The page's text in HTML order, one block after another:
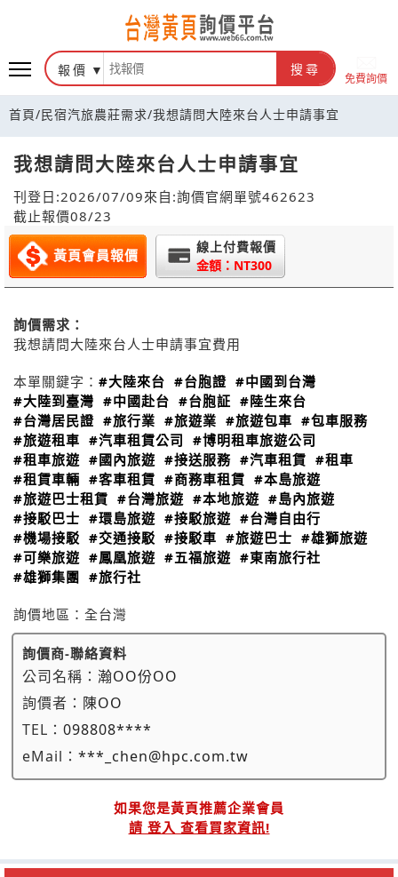
報價 搜尋
免費詢價
首頁/民宿汽旅農莊需求/我想請問大陸來台人士申請事宜
我想請問大陸來台人士申請事宜
刊登日:2026/07/09來自:詢價官網單號462623
截止報價08/23
黃頁會員報價
線上付費報價
金額：NT300
詢價需求：
我想請問大陸來台人士申請事宜費用
本單關鍵字： #大陸來台 #台胞證 #中國到台灣
#大陸到臺灣 #中國赴台 #台胞証 #陸生來台
#台灣居民證 #旅行業 #旅遊業 #旅遊包車 #包車服務
#旅遊租車 #汽車租賃公司 #博明租車旅遊公司
#租車旅遊 #國內旅遊 #接送服務 #汽車租賃 #租車
#租賃車輛 #客車租賃 #商務車租賃 #本島旅遊
#旅遊巴士租賃 #台灣旅遊 #本地旅遊 #島內旅遊
#接駁巴士 #環島旅遊 #接駁旅遊 #台灣自由行
#機場接駁 #交通接駁 #接駁車 #旅遊巴士 #雄獅旅遊
#可樂旅遊 #鳳凰旅遊 #五福旅遊 #東南旅行社
#雄獅集團 #旅行社
詢價地區： 全台灣
詢價商-聯絡資料
公司名稱： 瀚OO份OO
詢價者： 陳OO
TEL： 098808****
eMail： ***_chen@hpc.com.tw
如果您是黃頁推薦企業會員
請 登入 查看買家資訊!